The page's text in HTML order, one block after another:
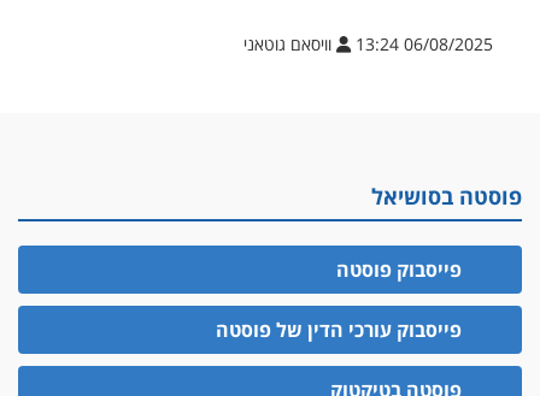
06/08/2025 13:24 וויסאם גוטאני
פוסטה בסושיאל
פייסבוק פוסטה
פייסבוק עורכי הדין של פוסטה
פוסטה בטיקטוק